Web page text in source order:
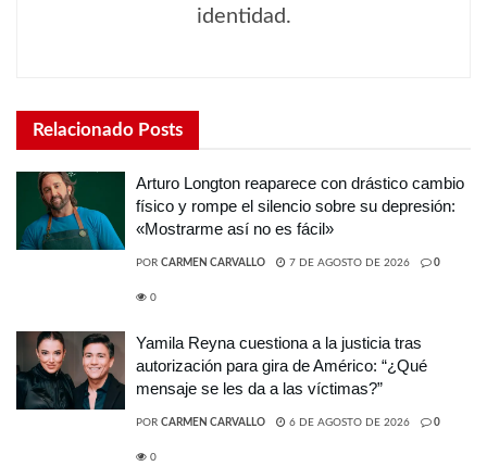
identidad.
Relacionado Posts
Arturo Longton reaparece con drástico cambio
físico y rompe el silencio sobre su depresión:
«Mostrarme así no es fácil»
POR CARMEN CARVALLO 7 DE AGOSTO DE 2026 0
0
Yamila Reyna cuestiona a la justicia tras
autorización para gira de Américo: “¿Qué
mensaje se les da a las víctimas?”
POR CARMEN CARVALLO 6 DE AGOSTO DE 2026 0
0